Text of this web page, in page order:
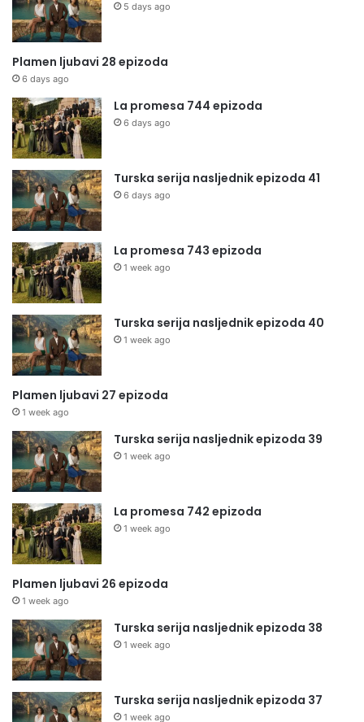
5 days ago
Plamen ljubavi 28 epizoda
6 days ago
La promesa 744 epizoda
6 days ago
Turska serija nasljednik epizoda 41
6 days ago
La promesa 743 epizoda
1 week ago
Turska serija nasljednik epizoda 40
1 week ago
Plamen ljubavi 27 epizoda
1 week ago
Turska serija nasljednik epizoda 39
1 week ago
La promesa 742 epizoda
1 week ago
Plamen ljubavi 26 epizoda
1 week ago
Turska serija nasljednik epizoda 38
1 week ago
Turska serija nasljednik epizoda 37
1 week ago